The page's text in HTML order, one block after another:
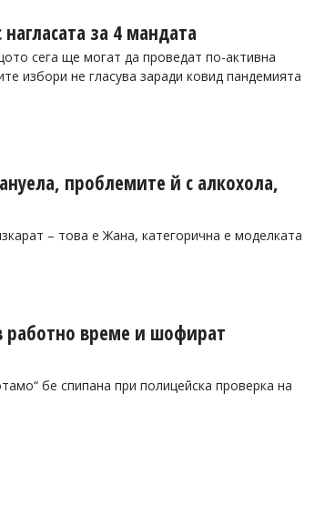
за 4 мандата
сега ще могат да проведат по-активна
избори не гласува заради ковид пандемията
проблемите й с алкохола,
– това е Жана, категорична е моделката
работно време и шофират
бе спипана при полицейска проверка на